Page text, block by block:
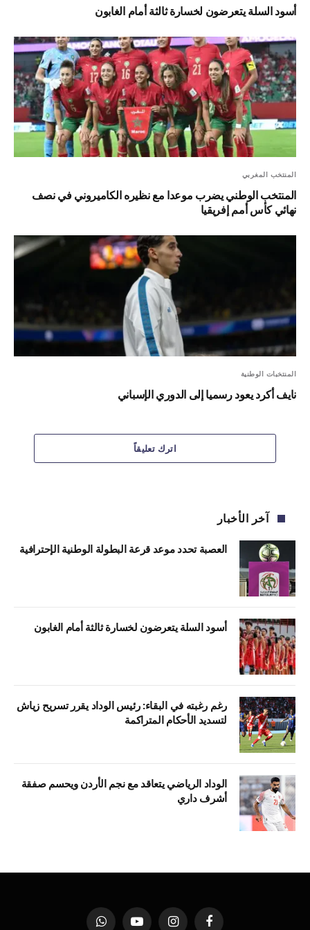
أسود السلة يتعرضون لخسارة ثالثة أمام الغابون
المنتخب المغربي
المنتخب الوطني يضرب موعدا مع نظيره الكاميروني في نصف
نهائي كأس أمم إفريقيا
المنتخبات الوطنية
نايف أكرد يعود رسميا إلى الدوري الإسباني
اترك تعليقاً
آخر الأخبار
العصبة تحدد موعد قرعة البطولة الوطنية الإحترافية
أسود السلة يتعرضون لخسارة ثالثة أمام الغابون
رغم رغبته في البقاء: رئيس الوداد يقرر تسريح زياش
لتسديد الأحكام المتراكمة
الوداد الرياضي يتعاقد مع نجم الأردن ويحسم صفقة
أشرف داري
فيسبوك الانستغراميوتيوب واتساب